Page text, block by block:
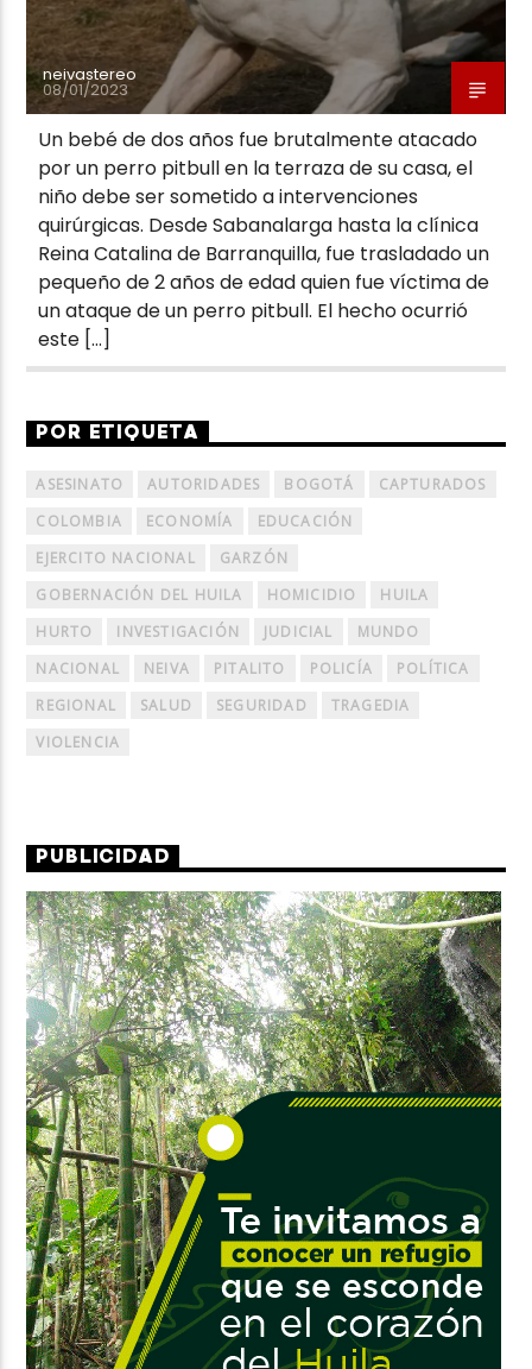
neivastereo
08/01/2023
Un bebé de dos años fue brutalmente atacado
por un perro pitbull en la terraza de su casa, el
niño debe ser sometido a intervenciones
quirúrgicas. Desde Sabanalarga hasta la clínica
Reina Catalina de Barranquilla, fue trasladado un
pequeño de 2 años de edad quien fue víctima de
un ataque de un perro pitbull. El hecho ocurrió
este […]
POR ETIQUETA
ASESINATO AUTORIDADES BOGOTÁ
CAPTURADOS
COLOMBIA
ECONOMÍA
EDUCACIÓN
EJERCITO NACIONAL
GARZÓN
GOBERNACIÓN DEL HUILA
HOMICIDIO
HUILA
HURTO
INVESTIGACIÓN JUDICIAL
MUNDO
NACIONAL
NEIVA PITALITO POLICÍA
POLÍTICA
REGIONAL
SALUD SEGURIDAD
TRAGEDIA
VIOLENCIA
PUBLICIDAD